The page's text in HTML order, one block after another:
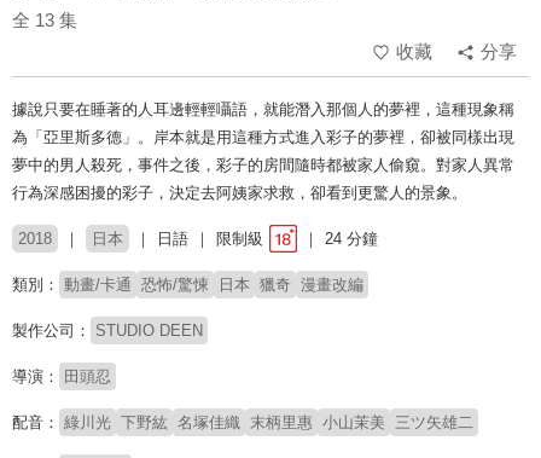
全 13 集
收藏
分享
據說只要在睡著的人耳邊輕輕囁語，就能潛入那個人的夢裡，這種現象稱
為「亞里斯多德」。岸本就是用這種方式進入彩子的夢裡，卻被同樣出現
夢中的男人殺死，事件之後，彩子的房間隨時都被家人偷窺。對家人異常
行為深感困擾的彩子，決定去阿姨家求救，卻看到更驚人的景象。
2018 日本 日語 限制級 24 分鐘
類別： 動畫/卡通 恐怖/驚悚 日本 獵奇 漫畫改編
製作公司： STUDIO DEEN
導演： 田頭忍
配音： 綠川光 下野紘 名塚佳織 末柄里惠 小山茉美 三ツ矢雄二